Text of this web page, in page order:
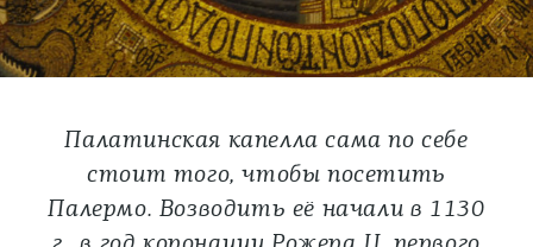
Палатинская капелла сама по себе
стоит того, чтобы посетить
Палермо. Возводить её начали в 1130